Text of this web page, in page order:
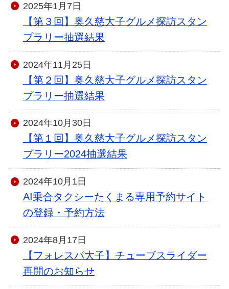
2025年1月7日
【第３回】奥久慈大子グルメ探訪スタン
プラリー抽選結果
2024年11月25日
【第２回】奥久慈大子グルメ探訪スタン
プラリー抽選結果
2024年10月30日
【第１回】奥久慈大子グルメ探訪スタン
プラリー2024抽選結果
2024年10月1日
AI乗合タクシーたくまる専用予約サイト
の登録・予約方法
2024年8月17日
【フォレスパ大子】チューブスライダー
再開のお知らせ